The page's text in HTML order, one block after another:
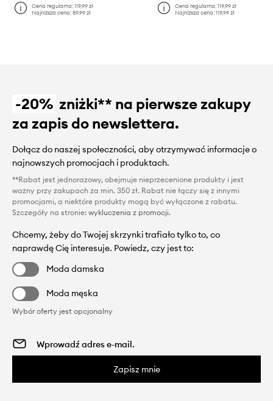
Cena regularna:119,99 zł
Najniższa cena:89,99 zł
Cena regularna: 119,99 zł
Najniższa cena: 119,99 zł
-20% zniżki** na pierwsze zakupy
za zapis do newslettera.
Dołącz do naszej społeczności, aby otrzymywać informacje o
najnowszych promocjach i produktach.
**Rabat jest jednorazowy, obejmuje nieprzecenione produkty i jest
ważny przy zakupach za min. 350 zł. Rabat nie łączy się z innymi
promocjami, a niektóre produkty mogą być wyłączone z rabatu.
Szczegóły na stronie: wykluczenia z promocji.
Chcemy, żeby do Twojej skrzynki trafiało tylko to, co
naprawdę Cię interesuje. Powiedz, czy jest to:
Moda damska
Moda męska
Wybór oferty jest opcjonalny
Zapisz mnie